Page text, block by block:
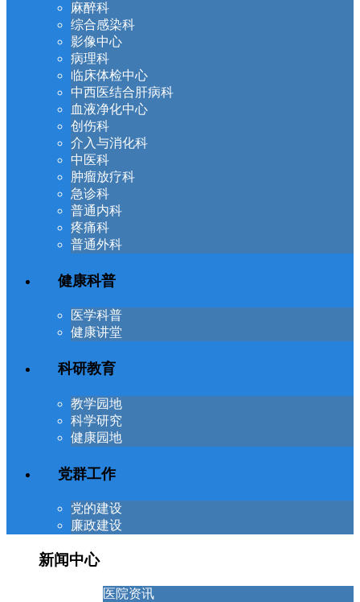
麻醉科
综合感染科
影像中心
病理科
临床体检中心
中西医结合肝病科
血液净化中心
创伤科
介入与消化科
中医科
肿瘤放疗科
急诊科
普通内科
疼痛科
普通外科
健康科普
医学科普
健康讲堂
科研教育
教学园地
科学研究
健康园地
党群工作
党的建设
廉政建设
新闻中心
医院资讯